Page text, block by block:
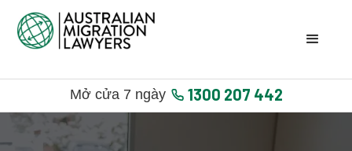
Mở cửa 7 ngày 1300 207 442